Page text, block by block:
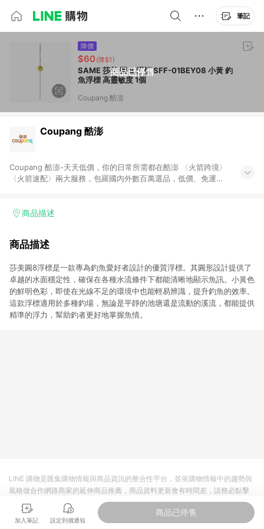
筆記
商品已停售
降價
$60 (降$1)
SAME 莎美 圓 8 浮標 SFF-01BEY08 小黃 釣
魚浮標 高靈敏度 1個
Coupang 酷澎
Coupang 酷澎
Coupang 酷澎-天天低價，你的日常所需都在酷澎 〈火箭跨境〉
〈火箭速配〉兩大服務，包羅國內外數百萬選品，低價、免運，
加入WOW會員告別湊免運，火箭速配、火箭跨境優質選品不限金
商品描述
商品描述
莎美圓8浮標是一款專為釣魚愛好者設計的優質浮標。其圓形設計提供了
卓越的水面穩定性，確保在各種水流條件下都能清晰地顯示魚訊。小黃色
的鮮明色彩，即使在光線不足的環境中也能輕易辨識，提升釣魚的效率。
這款浮標適用於多種釣場，無論是平靜的池塘還是流動的溪流，都能提供
精準的浮力，幫助釣者更好地掌握魚情。
加入筆記 設定到價通知
商品已停售
LINE 購物是匯集購物情報與商品資訊的整合性平台，並依購物情報中的趨勢與
風格做合作網路商家的延伸商品推薦，商品資料更新會有時間差，請務必點擊
商品至各合作網路商家，確認現售價與購物條件，一切資訊以合作廠商網頁為
準。